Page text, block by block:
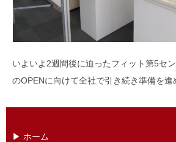
いよいよ2週間後に迫ったフィット第5セ
のOPENに向けて全社で引き続き準備を進
▶︎ ホーム